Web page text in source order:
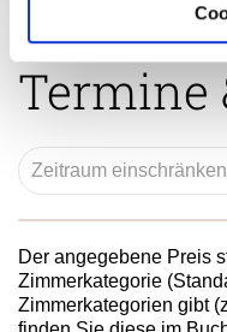
Termine
Der angegebene Preis
Zimmerkategorie
Zimmerkategorien gibt